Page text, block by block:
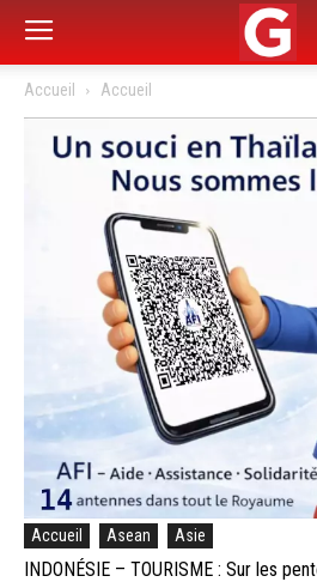
Accueil Accueil
Accueil Asean Asie
INDONÉSIE – TOURISME : Sur les